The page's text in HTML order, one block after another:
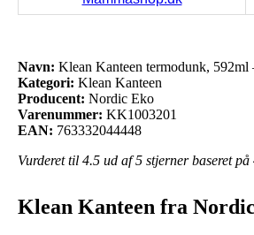
Navn: Klean Kanteen termodunk, 592ml
Kategori: Klean Kanteen
Producent: Nordic Eko
Varenummer: KK1003201
EAN: 763332044448
Vurderet til 4.5 ud af 5 stjerner baseret på
Klean Kanteen fra